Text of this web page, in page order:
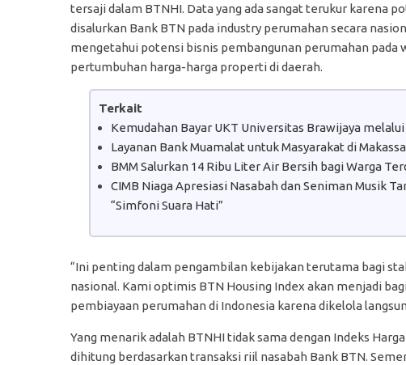
tersaji dalam BTNHI. Data yang ada sangat terukur karena
disalurkan Bank BTN pada industry perumahan secara
mengetahui potensi bisnis pembangunan perumahan pada
pertumbuhan harga-harga properti di daerah.
Terkait
Kemudahan Bayar UKT Universitas Brawijaya
Layanan Bank Muamalat untuk Masyarakat di
BMM Salurkan 14 Ribu Liter Air Bersih bagi Warga
CIMB Niaga Apresiasi Nasabah dan Seniman Musik
“Simfoni Suara Hati”
“Ini penting dalam pengambilan kebijakan terutama bagi
nasional. Kami optimis BTN Housing Index akan menjadi
pembiayaan perumahan di Indonesia karena dikelola
Yang menarik adalah BTNHI tidak sama dengan Indeks
dihitung berdasarkan transaksi riil nasabah Bank BTN.